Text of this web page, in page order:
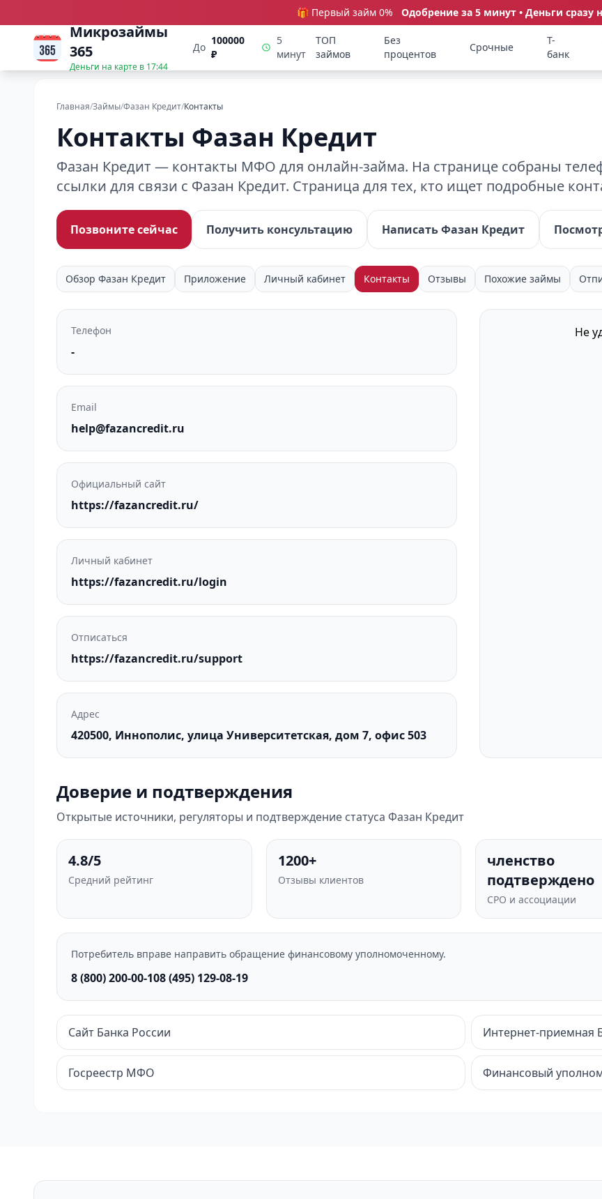
🎁 Первый займ 0% Одобрение за 5 минут • Деньги сразу
Микрозаймы
365
Деньги на карте в 17:44
До
100000
₽
5
минут
ТОП
займов
Без
процентов
Срочные
Т-
банк
Главная/Займы/Фазан Кредит/Контакты
Контакты Фазан Кредит
Фазан Кредит — контакты МФО для онлайн-займа. На странице собраны
ссылки для связи с Фазан Кредит. Страница для тех, кто ищет подробные
Позвоните сейчас Получить консультацию Написать Фазан Кредит
Обзор Фазан Кредит Приложение Личный кабинет Контакты Отзывы Похожие займы
Телефон
-
Email
help@fazancredit.ru
Официальный сайт
https://fazancredit.ru/
Личный кабинет
https://fazancredit.ru/login
Отписаться
https://fazancredit.ru/support
Адрес
420500, Иннополис, улица Университетская, дом 7, офис 503
Не
Доверие и подтверждения
Открытые источники, регуляторы и подтверждение статуса Фазан Кредит
4.8/5
Средний рейтинг
1200+
Отзывы клиентов
членство
подтверждено
СРО и ассоциации
Потребитель вправе направить обращение финансовому уполномоченному.
8 (800) 200-00-108 (495) 129-08-19
Сайт Банка России Интернет-приемная
Госреестр МФО Финансовый